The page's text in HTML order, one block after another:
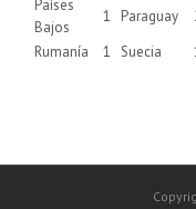
Países
Bajos
1 Paraguay
Rumanía
1 Suecia